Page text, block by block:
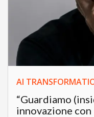
AI
“Guardiamo
innovazione con